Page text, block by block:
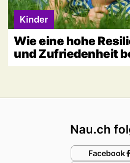
Kinder
Wie eine hohe
und Zufriedenheit
Nau.ch
Facebook